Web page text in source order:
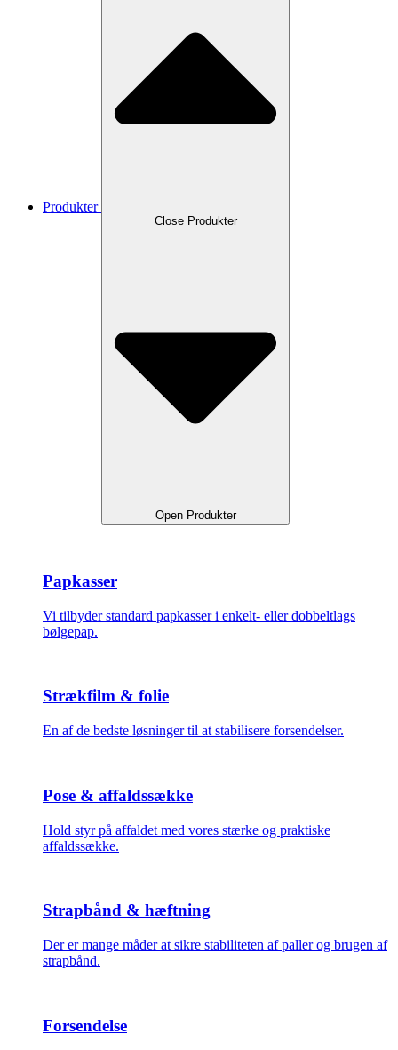
Produkter
Close Produkter
Open Produkter
Papkasser
Vi tilbyder standard papkasser i enkelt- eller dobbeltlags
bølgepap.
Strækfilm & folie
En af de bedste løsninger til at stabilisere forsendelser.
Pose & affaldssække
Hold styr på affaldet med vores stærke og praktiske
affaldssække.
Strapbånd & hæftning
Der er mange måder at sikre stabiliteten af paller og brugen af
strapbånd.
Forsendelse